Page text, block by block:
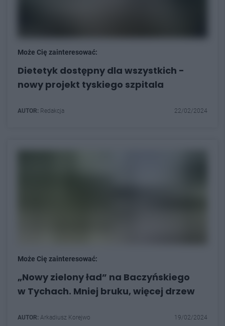
Może Cię zainteresować:
Dietetyk dostępny dla wszystkich -
nowy projekt tyskiego szpitala
AUTOR: Redakcja 22/02/2024
Może Cię zainteresować:
„Nowy zielony ład” na Baczyńskiego
w Tychach. Mniej bruku, więcej drzew
AUTOR: Arkadiusz Korejwo 19/02/2024